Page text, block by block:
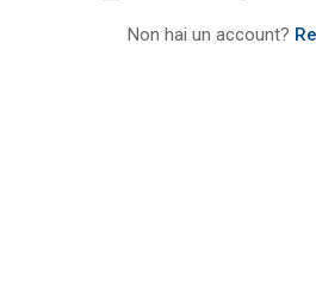
Non hai un account?